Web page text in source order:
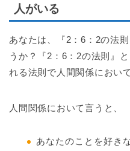
人がいる
あなたは、『2：6：2の法
うか？『2：6：2の法則』
れる法則で人間関係におい
人間関係において言うと、
あなたのことを好き